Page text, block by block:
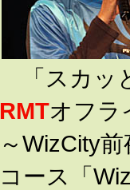
「スカッ
RMTオフラ
～WizCity
コース「